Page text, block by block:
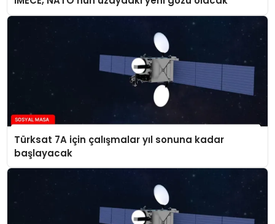
Türksat 7A için çalışmalar yıl sonuna kadar
başlayacak